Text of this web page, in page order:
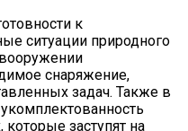
к
ситуации природного
вооружении
снаряжение,
задач. Также в
заступят на